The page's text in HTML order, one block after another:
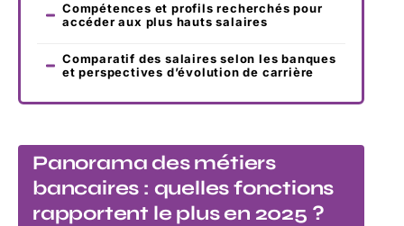
Compétences et profils recherchés pour
accéder aux plus hauts salaires
Comparatif des salaires selon les banques
et perspectives d’évolution de carrière
Panorama des métiers
bancaires : quelles fonctions
rapportent le plus en 2025 ?